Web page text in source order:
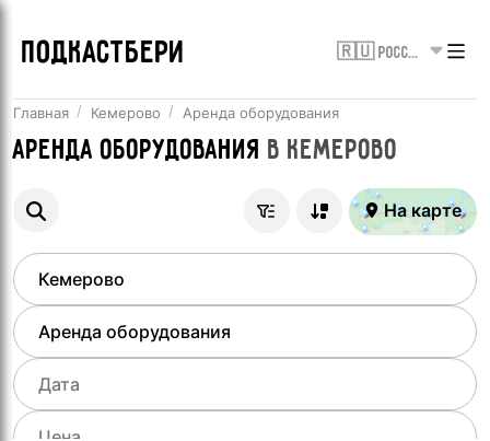
ПОДКАСТБЕРИ 🇷🇺 Россия
Главная Кемерово Аренда оборудования
Аренда оборудования в Кемерово
На карте